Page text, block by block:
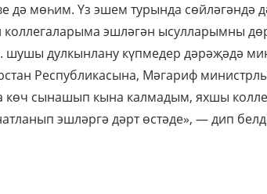
дә мөһим. Үз эшем турында сөйләгәндә
коллегаларыма эшләгән ысулларымны
шушы дулкынлану күпмедер дәрәҗәдә
Республикасына, Мәгариф
көч сынашып кына калмадым, яхшы
эшләргә дәрт өстәде», — дип